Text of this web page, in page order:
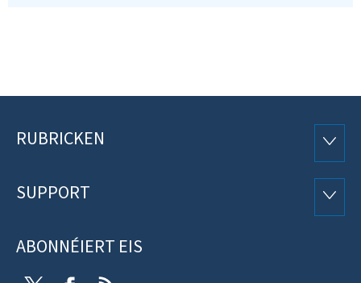
Fousszeil
RUBRICKEN
SUPPORT
ABONNÉIERT EIS